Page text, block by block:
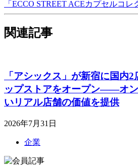
「ECCO STREET ACEカプセルコ
関連記事
「アシックス」が新宿に国内
ップストアをオープン――オ
いリアル店舗の価値を提供
2026年7月31日
企業